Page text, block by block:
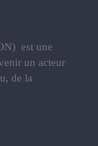
est une
un acteur
de la